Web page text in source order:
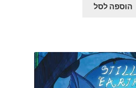
הוספה לסל